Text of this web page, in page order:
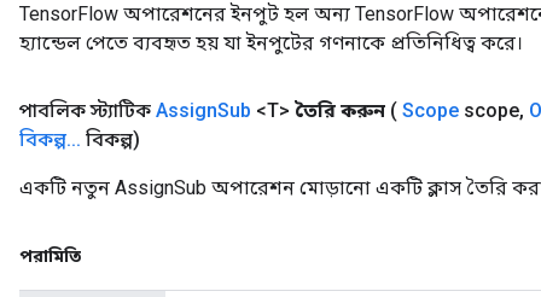
TensorFlow অপারেশনের ইনপুট হল অন্য TensorFlow
হ্যান্ডেল পেতে ব্যবহৃত হয় যা ইনপুটের গণনাকে প্রতিনিধিত্ব করে।
পাবলিক স্ট্যাটিক AssignSub <T> তৈরি করুন ( Scope scope,
বিকল্প... বিকল্প)
একটি নতুন AssignSub অপারেশন মোড়ানো একটি ক্লাস তৈরি
পরামিতি